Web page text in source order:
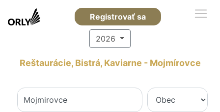
Registrovať sa
2026
Reštaurácie, Bistrá, Kaviarne - Mojmírovce